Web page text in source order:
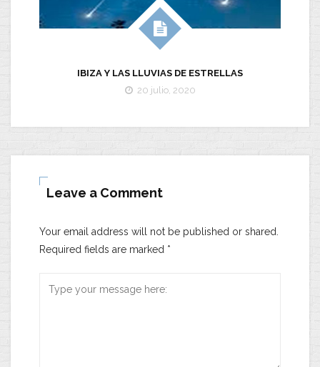
IBIZA Y LAS LLUVIAS DE ESTRELLAS
20 julio, 2020
Leave a Comment
Your email address will not be published or shared.
Required fields are marked *